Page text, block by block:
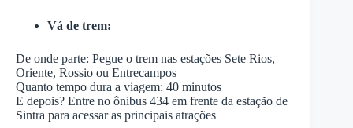
Vá de trem:
De onde parte: Pegue o trem nas estações Sete Rios,
Oriente, Rossio ou Entrecampos
Quanto tempo dura a viagem: 40 minutos
E depois? Entre no ônibus 434 em frente da estação de
Sintra para acessar as principais atrações